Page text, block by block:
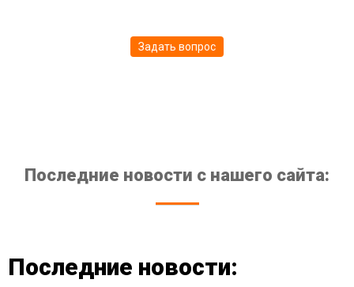
Задать вопрос
Последние новости с нашего сайта:
Последние новости: